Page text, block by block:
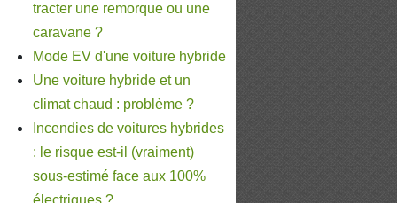
tracter une remorque ou une
caravane ?
Mode EV d'une voiture hybride
Une voiture hybride et un
climat chaud : problème ?
Incendies de voitures hybrides
: le risque est-il (vraiment)
sous-estimé face aux 100%